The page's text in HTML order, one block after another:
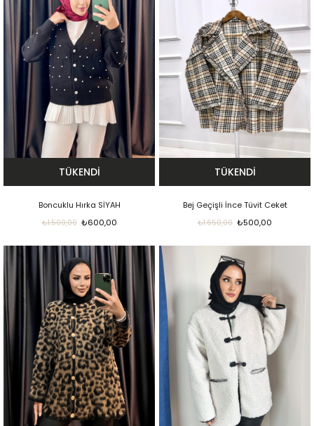
TÜKENDI
Boncuklu Hırka SİYAH
₺600,00
₺1.500,00
TÜKENDI
Bej Geçişli İnce Tüvit Ceket
₺500,00
₺1.650,00